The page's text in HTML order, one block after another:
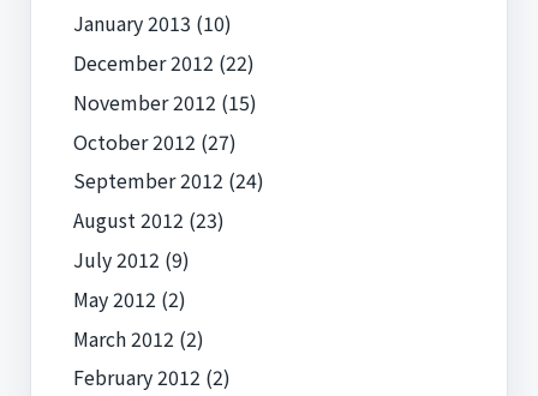
January 2013 (10)
December 2012 (22)
November 2012 (15)
October 2012 (27)
September 2012 (24)
August 2012 (23)
July 2012 (9)
May 2012 (2)
March 2012 (2)
February 2012 (2)